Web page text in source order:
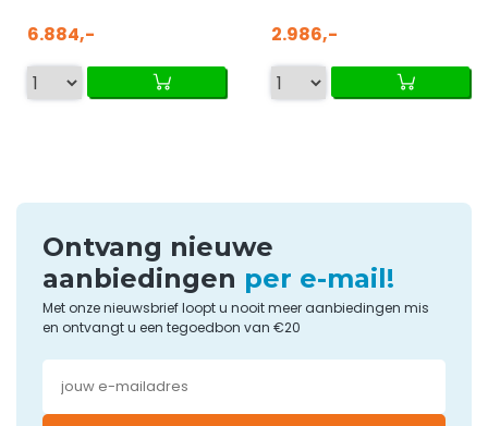
6.884,- 2.986,-
Ontvang nieuwe
aanbiedingen per e-mail!
Met onze nieuwsbrief loopt u nooit meer aanbiedingen mis
en ontvangt u een tegoedbon van €20